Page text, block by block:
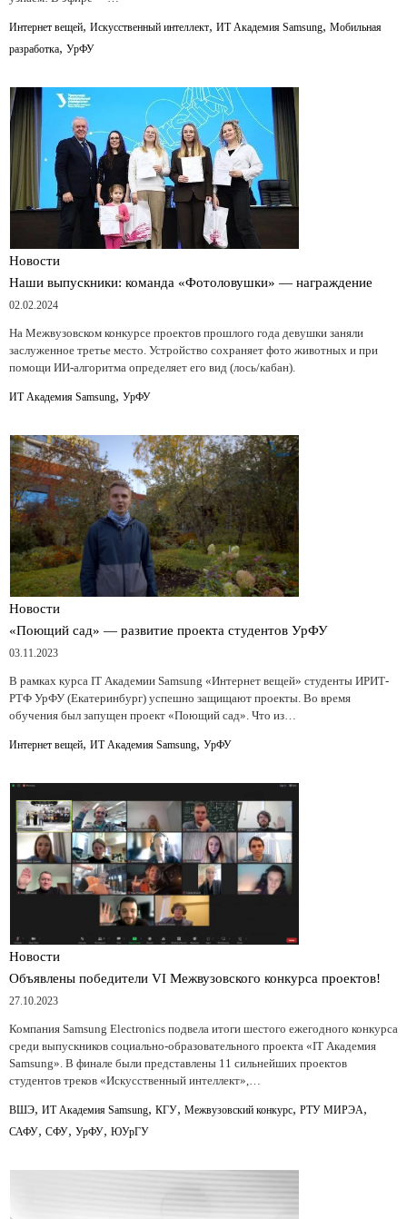
Интернет вещей, Искусственный интеллект, ИТ Академия Samsung, Мобильная
разработка, УрФУ
Новости
Наши выпускники: команда «Фотоловушки» — награждение
02.02.2024
На Межвузовском конкурсе проектов прошлого года девушки заняли
заслуженное третье место. Устройство сохраняет фото животных и при
помощи ИИ-алгоритма определяет его вид (лось/кабан).
ИТ Академия Samsung, УрФУ
Новости
«Поющий сад» — развитие проекта студентов УрФУ
03.11.2023
В рамках курса IT Академии Samsung «Интернет вещей» студенты ИРИТ-
РТФ УрФУ (Екатеринбург) успешно защищают проекты. Во время
обучения был запущен проект «Поющий сад». Что из…
Интернет вещей, ИТ Академия Samsung, УрФУ
Новости
Объявлены победители VI Межвузовского конкурса проектов!
27.10.2023
Компания Samsung Electronics подвела итоги шестого ежегодного конкурса
среди выпускников социально-образовательного проекта «IT Академия
Samsung». В финале были представлены 11 сильнейших проектов
студентов треков «Искусственный интеллект»,…
ВШЭ, ИТ Академия Samsung, КГУ, Межвузовский конкурс, РТУ МИРЭА,
САФУ, СФУ, УрФУ, ЮУрГУ